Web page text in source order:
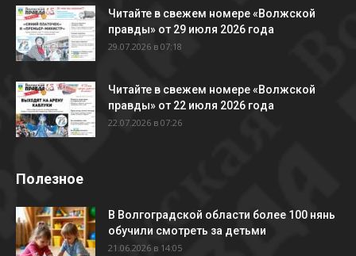
Читайте в свежем номере «Волжской
правды» от 29 июля 2026 года
29.07.2026 в 07:18
Читайте в свежем номере «Волжской
правды» от 22 июля 2026 года
22.07.2026 в 07:26
Полезное
В Волгоградской области более 100 нянь
обучили смотреть за детьми
21.06.2026 в 14:05